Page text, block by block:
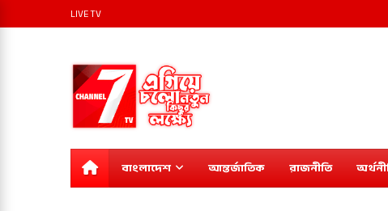
LIVE TV
বাংলাদেশ আন্তর্জাতিক রাজনীতি